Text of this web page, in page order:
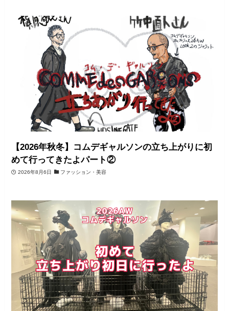
【2026年秋冬】コムデギャルソンの立ち上がりに初
めて行ってきたよパート②
2026年8月6日 ファッション・美容